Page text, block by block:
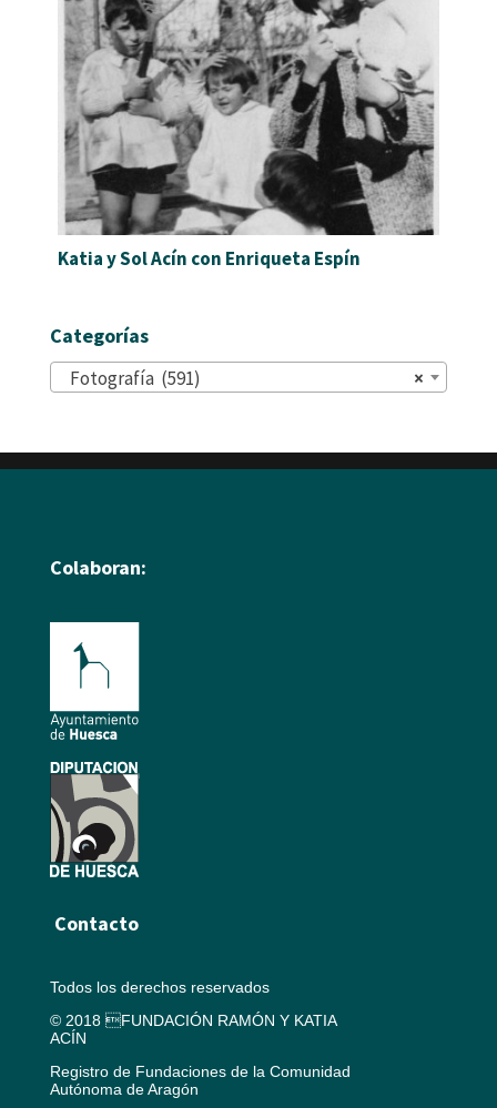
Katia y Sol Acín con Enriqueta Espín
Categorías
×
Fotografía (591)
Colaboran:
Contacto
Todos los derechos reservados
© 2018 FUNDACIÓN RAMÓN Y KATIA
ACÍN
Registro de Fundaciones de la Comunidad
Autónoma de Aragón